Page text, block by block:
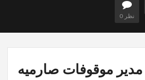
0 نظر
موقوفات صارمیه